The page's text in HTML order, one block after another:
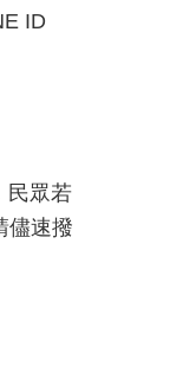
ID
民眾若
儘速撥